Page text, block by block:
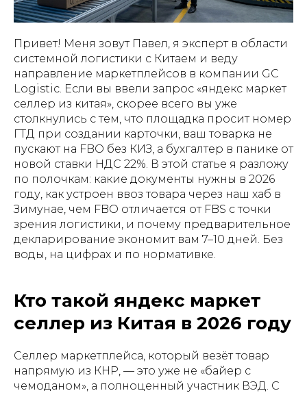
Привет! Меня зовут Павел, я эксперт в области
системной логистики с Китаем и веду
направление маркетплейсов в компании GC
Logistic. Если вы ввели запрос «яндекс маркет
селлер из китая», скорее всего вы уже
столкнулись с тем, что площадка просит номер
ГТД при создании карточки, ваш товарка не
пускают на FBO без КИЗ, а бухгалтер в панике от
новой ставки НДС 22%. В этой статье я разложу
по полочкам: какие документы нужны в 2026
году, как устроен ввоз товара через наш хаб в
Зимунае, чем FBO отличается от FBS с точки
зрения логистики, и почему предварительное
декларирование экономит вам 7–10 дней. Без
воды, на цифрах и по нормативке.
Кто такой яндекс маркет
селлер из Китая в 2026 году
Селлер маркетплейса, который везёт товар
напрямую из КНР, — это уже не «байер с
чемоданом», а полноценный участник ВЭД. С